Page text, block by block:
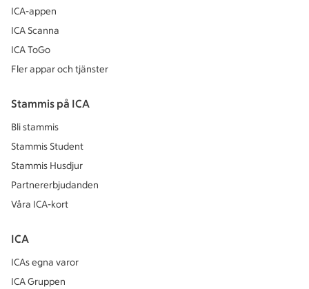
ICA-appen
ICA Scanna
ICA ToGo
Fler appar och tjänster
Stammis på ICA
Bli stammis
Stammis Student
Stammis Husdjur
Partnererbjudanden
Våra ICA-kort
ICA
ICAs egna varor
ICA Gruppen